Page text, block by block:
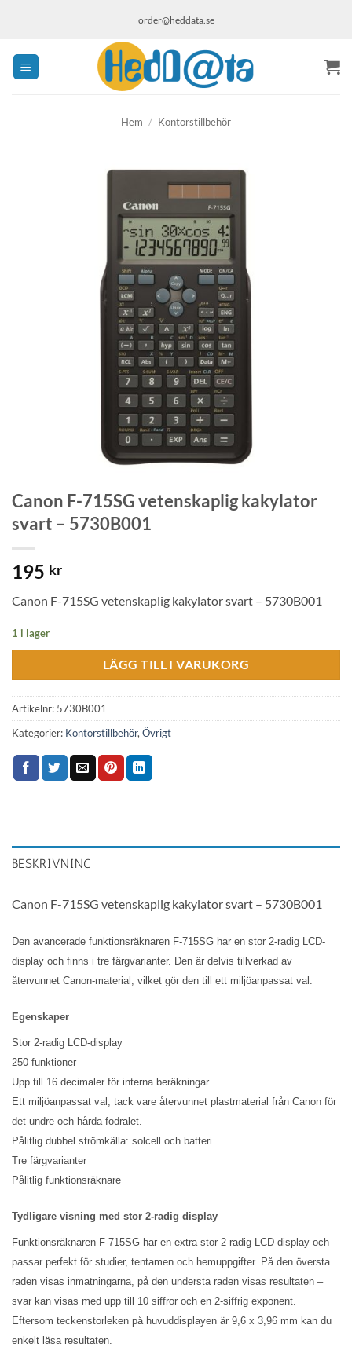
order@heddata.se
Hem / Kontorstillbehör
Canon F-715SG vetenskaplig kakylator
svart – 5730B001
195 kr
Canon F-715SG vetenskaplig kakylator svart – 5730B001
1 i lager
LÄGG TILL I VARUKORG
Artikelnr: 5730B001
Kategorier: Kontorstillbehör,Övrigt
BESKRIVNING
Canon F-715SG vetenskaplig kakylator svart – 5730B001
Den avancerade funktionsräknaren F-715SG har en stor 2-radig LCD-
display och finns i tre färgvarianter. Den är delvis tillverkad av
återvunnet Canon-material, vilket gör den till ett miljöanpassat val.
Egenskaper
Stor 2-radig LCD-display
250 funktioner
Upp till 16 decimaler för interna beräkningar
Ett miljöanpassat val, tack vare återvunnet plastmaterial från Canon för
det undre och hårda fodralet.
Pålitlig dubbel strömkälla: solcell och batteri
Tre färgvarianter
Pålitlig funktionsräknare
Tydligare visning med stor 2-radig display
Funktionsräknaren F-715SG har en extra stor 2-radig LCD-display och
passar perfekt för studier, tentamen och hemuppgifter. På den översta
raden visas inmatningarna, på den understa raden visas resultaten –
svar kan visas med upp till 10 siffror och en 2-siffrig exponent.
Eftersom teckenstorleken på huvuddisplayen är 9,6 x 3,96 mm kan du
enkelt läsa resultaten.